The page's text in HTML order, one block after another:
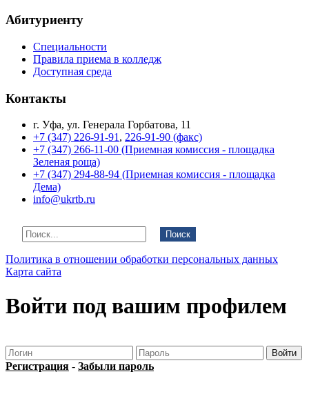
Абитуриенту
Специальности
Правила приема в колледж
Доступная среда
Контакты
г. Уфа, ул. Генерала Горбатова, 11
+7 (347) 226-91-91 , 226-91-90 (факс)
+7 (347) 266-11-00 (Приемная комиссия - площадка
Зеленая роща)
+7 (347) 294-88-94 (Приемная комиссия - площадка
Дема)
info@ukrtb.ru
Поиск
Политика в отношении обработки персональных данных
Карта сайта
Войти под вашим профилем
Регистрация - Забыли пароль